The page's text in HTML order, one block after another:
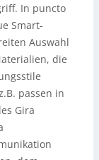
In puncto
Smart-
Auswahl
die
passen in
Gira